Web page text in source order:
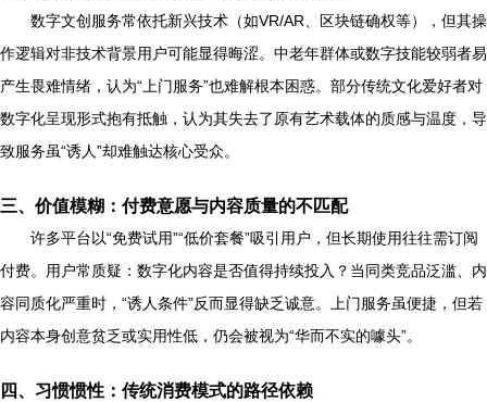
数字文创服务常依托新兴技术（如VR/AR、区块链确权等），但其操
作逻辑对非技术背景用户可能显得晦涩。中老年群体或数字技能较弱者易
产生畏难情绪，认为“上门服务”也难解根本困惑。部分传统文化爱好者对
数字化呈现形式抱有抵触，认为其失去了原有艺术载体的质感与温度，导
致服务虽“诱人”却难触达核心受众。
三、价值模糊：付费意愿与内容质量的不匹配
许多平台以“免费试用”“低价套餐”吸引用户，但长期使用往往需订阅
付费。用户常质疑：数字化内容是否值得持续投入？当同类竞品泛滥、内
容同质化严重时，“诱人条件”反而显得缺乏诚意。上门服务虽便捷，但若
内容本身创意贫乏或实用性低，仍会被视为“华而不实的噱头”。
四、习惯惯性：传统消费模式的路径依赖